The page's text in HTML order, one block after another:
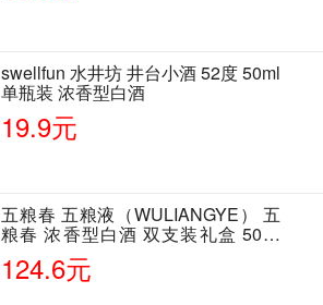
swellfun 水井坊 井台小酒 52度 50ml
单瓶装 浓香型白酒
19.9元
五粮春 五粮液（WULIANGYE） 五
粮春 浓香型白酒 双支装礼盒 50度
500ml*2瓶 含酒具
124.6元